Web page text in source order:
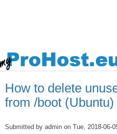
How to delete
from /boot (Ubuntu)
Submitted by admin on Tue, 2018-06-